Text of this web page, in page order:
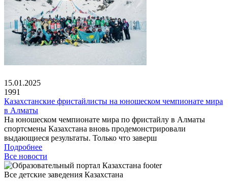
15.01.2025
1991
Казахстанские фристайлисты на юношеском чемпионате мира
в Алматы
На юношеском чемпионате мира по фристайлу в Алматы
спортсмены Казахстана вновь продемонстрировали
выдающиеся результаты. Только что заверш
Подробнее
Все новости
Все детские заведения Казахстана